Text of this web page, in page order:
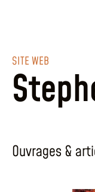
SITE WEB
Ouvrages &